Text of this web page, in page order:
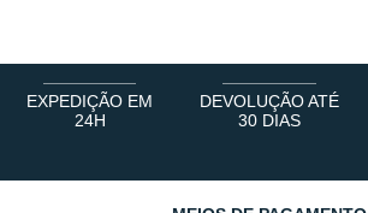
EXPEDIÇÃO EM
24H
DEVOLUÇÃO ATÉ
30 DIAS